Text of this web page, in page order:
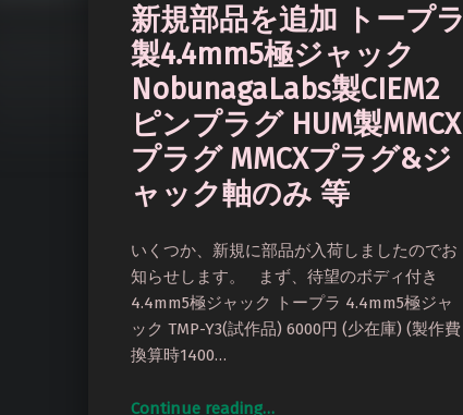
新規部品を追加 トープラ
製4.4mm5極ジャック
NobunagaLabs製CIEM2
ピンプラグ HUM製MMCX
プラグ MMCXプラグ&ジ
ャック軸のみ 等
いくつか、新規に部品が入荷しましたのでお
知らせします。 まず、待望のボディ付き
4.4mm5極ジャック トープラ 4.4mm5極ジャ
ック TMP-Y3(試作品) 6000円 (少在庫) (製作費
換算時1400…
Continue reading…